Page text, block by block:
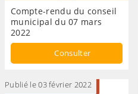
Compte-rendu du conseil
municipal du 07 mars
2022
Conseil municipal
Consulter
Publié le 03 février 2022